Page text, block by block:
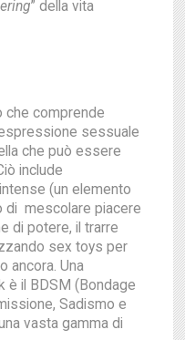
” della vita
che comprende
sessuale
che può essere
include
(un elemento
di mescolare piacere
di potere, il trarre
sex toys per
ancora. Una
è il BDSM (Bondage
Sadismo e
vasta gamma di